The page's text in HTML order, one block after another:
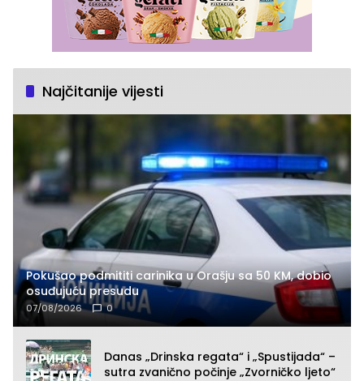
Najčitanije vijesti
Pokušao podmititi carinika u Orašju sa 50 KM, dobio
osuđujuću presudu
07/08/2026 0
Danas „Drinska regata“ i „Spustijada“ –
sutra zvanično počinje „Zvorničko ljeto“